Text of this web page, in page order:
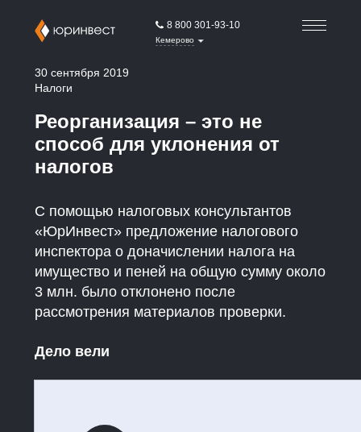
8 800 301-93-10
Кемерово
30 сентября 2019
Налоги
Реорганизация – это не
способ для уклонения от
налогов
С помощью налоговых консультантов
«ЮрИнвест» предложение налогового
инспектора о доначислении налога на
имущество и пеней на общую сумму около
3 млн. было отклонено после
рассмотрения материалов проверки.
Дело вели